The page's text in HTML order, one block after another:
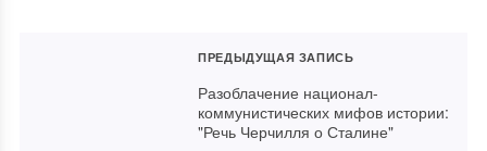
ПРЕДЫДУЩАЯ ЗАПИСЬ
Разоблачение национал-
коммунистических мифов истории:
"Речь Черчилля о Сталине"